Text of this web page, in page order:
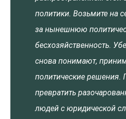
политики. Возьмите на
за нынешнюю
бесхозяйственность.
снова понимают,
политические решения.
превратить
людей с юридической